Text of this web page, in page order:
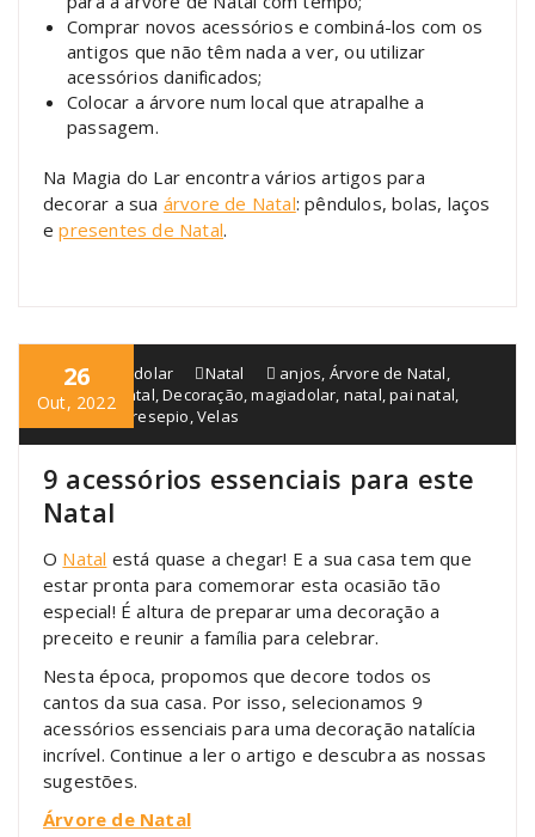
Comprar novos acessórios e combiná-los com os
antigos que não têm nada a ver, ou utilizar
acessórios danificados;
Colocar a árvore num local que atrapalhe a
passagem.
Na Magia do Lar encontra vários artigos para
decorar a sua árvore de Natal: pêndulos, bolas, laços
epresentes de Natal.
26
Out, 2022
blogmagiadolar Natal anjos Árvore de Natal
Coroa de Natal ,Decoração ,magiadolar natal ,pai natal
Pendulos, Presepio ,Velas
9 acessórios essenciais para este
Natal
O Natal está quase a chegar! E a sua casa tem que
estar pronta para comemorar esta ocasião tão
especial! É altura de preparar uma decoração a
preceito e reunir a família para celebrar.
Nesta época, propomos que decore todos os
cantos da sua casa. Por isso, selecionamos 9
acessórios essenciais para uma decoração natalícia
incrível. Continue a ler o artigo e descubra as nossas
sugestões.
Árvore de Natal